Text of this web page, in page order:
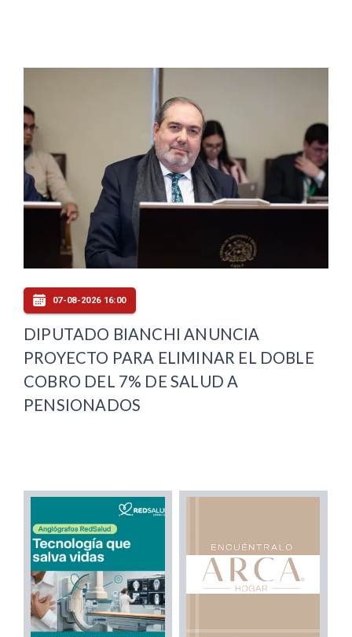
07-08-2026 16:00
DIPUTADO BIANCHI ANUNCIA
PROYECTO PARA ELIMINAR EL DOBLE
COBRO DEL 7% DE SALUD A
PENSIONADOS